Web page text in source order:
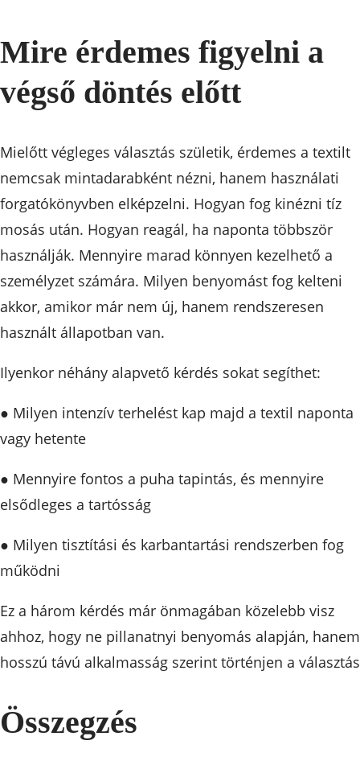
Mire érdemes figyelni a
végső döntés előtt
Mielőtt végleges választás születik, érdemes a textilt
nemcsak mintadarabként nézni, hanem használati
forgatókönyvben elképzelni. Hogyan fog kinézni tíz
mosás után. Hogyan reagál, ha naponta többször
használják. Mennyire marad könnyen kezelhető a
személyzet számára. Milyen benyomást fog kelteni
akkor, amikor már nem új, hanem rendszeresen
használt állapotban van.
Ilyenkor néhány alapvető kérdés sokat segíthet:
● Milyen intenzív terhelést kap majd a textil naponta
vagy hetente
● Mennyire fontos a puha tapintás, és mennyire
elsődleges a tartósság
● Milyen tisztítási és karbantartási rendszerben fog
működni
Ez a három kérdés már önmagában közelebb visz
ahhoz, hogy ne pillanatnyi benyomás alapján, hanem
hosszú távú alkalmasság szerint történjen a
Összegzés